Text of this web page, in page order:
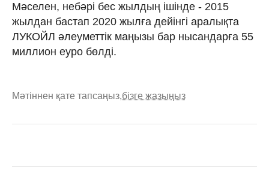
Мәселен, небәрі бес жылдың ішінде - 2015
жылдан бастап 2020 жылға дейінгі аралықта
ЛУКОЙЛ әлеуметтік маңызы бар нысандарға 55
миллион еуро бөлді.
Мәтіннен қате тапсаңыз,бізге жазыңыз